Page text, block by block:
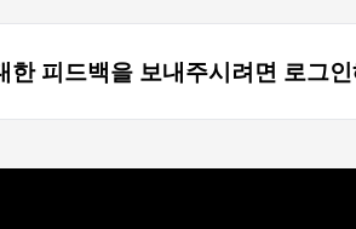
한 피드백을 보내주시려면 로그